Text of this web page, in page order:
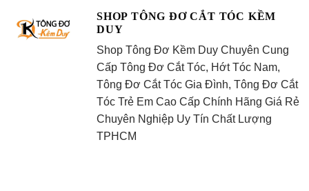
SHOP TÔNG ĐƠ CẮT TÓC KỀM
DUY
Shop Tông Đơ Kềm Duy Chuyên Cung
Cấp Tông Đơ Cắt Tóc, Hớt Tóc Nam,
Tông Đơ Cắt Tóc Gia Đình, Tông Đơ Cắt
Tóc Trẻ Em Cao Cấp Chính Hãng Giá Rẻ
Chuyên Nghiệp Uy Tín Chất Lượng
TPHCM